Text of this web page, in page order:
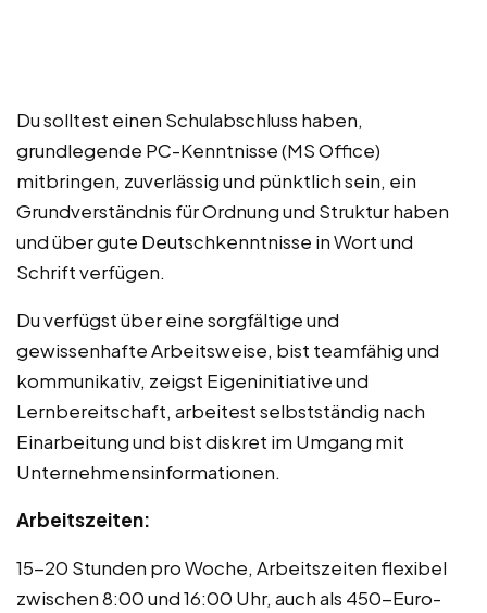
Du solltest einen Schulabschluss haben,
grundlegende PC-Kenntnisse (MS Office)
mitbringen, zuverlässig und pünktlich sein, ein
Grundverständnis für Ordnung und Struktur haben
und über gute Deutschkenntnisse in Wort und
Schrift verfügen.
Du verfügst über eine sorgfältige und
gewissenhafte Arbeitsweise, bist teamfähig und
kommunikativ, zeigst Eigeninitiative und
Lernbereitschaft, arbeitest selbstständig nach
Einarbeitung und bist diskret im Umgang mit
Unternehmensinformationen.
Arbeitszeiten:
15-20 Stunden pro Woche, Arbeitszeiten flexibel
zwischen 8:00 und 16:00 Uhr, auch als 450-Euro-